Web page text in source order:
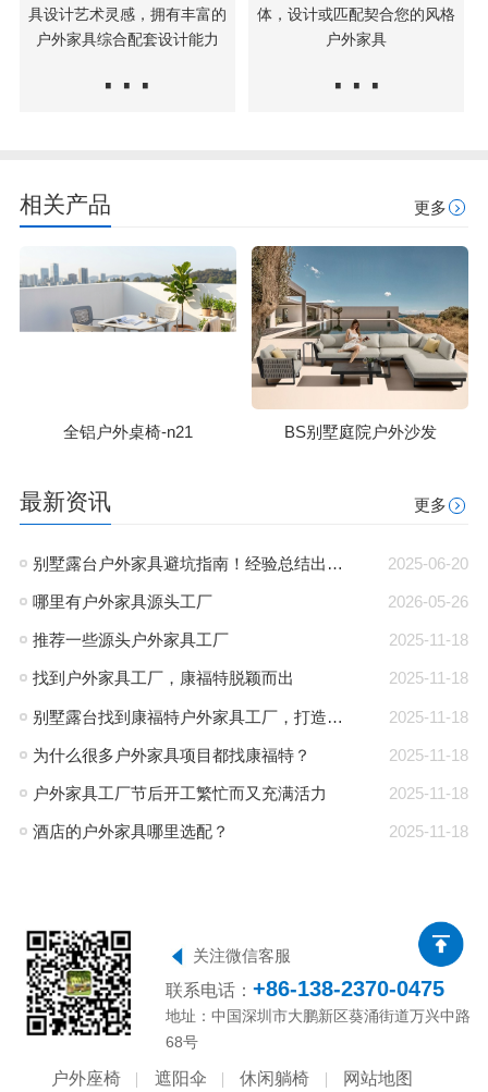
具设计艺术灵感，拥有丰富的
户外家具综合配套设计能力
···
体，设计或匹配契合您的风格
户外家具
···
相关产品 更多
全铝户外桌椅-n21 BS别墅庭院户外沙发
最新资讯 更多
2025-06-20
别墅露台户外家具避坑指南！经验总结出的宝藏攻略
2026-05-26
哪里有户外家具源头工厂
2025-11-18
推荐一些源头户外家具工厂
2025-11-18
找到户外家具工厂，康福特脱颖而出
2025-11-18
别墅露台找到康福特户外家具工厂，打造完美休闲空间
2025-11-18
为什么很多户外家具项目都找康福特？
2025-11-18
户外家具工厂节后开工繁忙而又充满活力
2025-11-18
酒店的户外家具哪里选配？
关注微信客服
联系电话：+86-138-2370-0475
地址：中国深圳市大鹏新区葵涌街道万兴中路
68号
户外座椅 遮阳伞 休闲躺椅 网站地图